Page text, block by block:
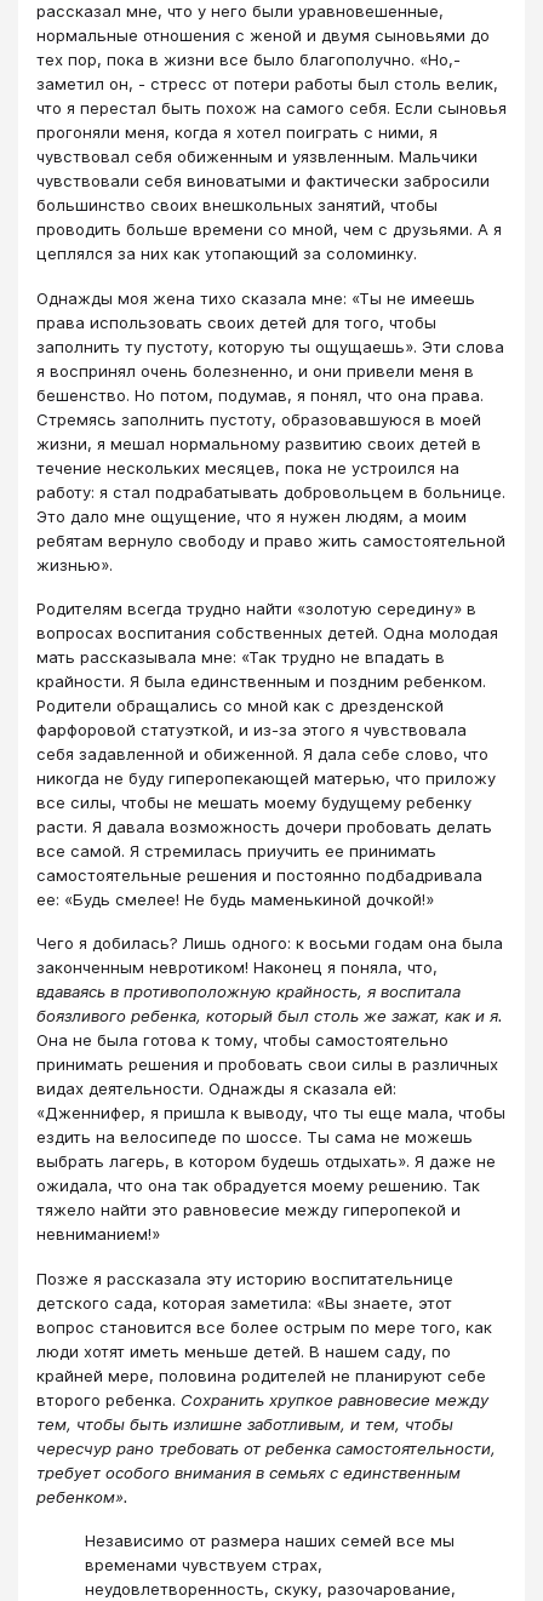
рассказал мне, что у него были уравновешенные,
нормальные отношения с женой и двумя сыновьями до
тех пор, пока в жизни все было благополучно. «Но,-
заметил он, - стресс от потери работы был столь велик,
что я перестал быть похож на самого себя. Если сыновья
прогоняли меня, когда я хотел поиграть с ними, я
чувствовал себя обиженным и уязвленным. Мальчики
чувствовали себя виноватыми и фактически забросили
большинство своих внешкольных занятий, чтобы
проводить больше времени со мной, чем с друзьями. А я
цеплялся за них как утопающий за соломинку.
Однажды моя жена тихо сказала мне: «Ты не имеешь
права использовать своих детей для того, чтобы
заполнить ту пустоту, которую ты ощущаешь». Эти слова
я воспринял очень болезненно, и они привели меня в
бешенство. Но потом, подумав, я понял, что она права.
Стремясь заполнить пустоту, образовавшуюся в моей
жизни, я мешал нормальному развитию своих детей в
течение нескольких месяцев, пока не устроился на
работу: я стал подрабатывать добровольцем в больнице.
Это дало мне ощущение, что я нужен людям, а моим
ребятам вернуло свободу и право жить самостоятельной
жизнью».
Родителям всегда трудно найти «золотую середину» в
вопросах воспитания собственных детей. Одна молодая
мать рассказывала мне: «Так трудно не впадать в
крайности. Я была единственным и поздним ребенком.
Родители обращались со мной как с дрезденской
фарфоровой статуэткой, и из-за этого я чувствовала
себя задавленной и обиженной. Я дала себе слово, что
никогда не буду гиперопекающей матерью, что приложу
все силы, чтобы не мешать моему будущему ребенку
расти. Я давала возможность дочери пробовать делать
все самой. Я стремилась приучить ее принимать
самостоятельные решения и постоянно подбадривала
ее: «Будь смелее! Не будь маменькиной дочкой!»
Чего я добилась? Лишь одного: к восьми годам она была
законченным невротиком! Наконец я поняла, что,
вдаваясь в противоположную крайность, я воспитала
боязливого ребенка, который был столь же зажат, как и я.
Она не была готова к тому, чтобы самостоятельно
принимать решения и пробовать свои силы в различных
видах деятельности. Однажды я сказала ей:
«Дженнифер, я пришла к выводу, что ты еще мала, чтобы
ездить на велосипеде по шоссе. Ты сама не можешь
выбрать лагерь, в котором будешь отдыхать». Я даже не
ожидала, что она так обрадуется моему решению. Так
тяжело найти это равновесие между гиперопекой и
невниманием!»
Позже я рассказала эту историю воспитательнице
детского сада, которая заметила: «Вы знаете, этот
вопрос становится все более острым по мере того, как
люди хотят иметь меньше детей. В нашем саду, по
крайней мере, половина родителей не планируют себе
второго ребенка. Сохранить хрупкое равновесие между
тем, чтобы быть излишне заботливым, и тем, чтобы
чересчур рано требовать от ребенка самостоятельности,
требует особого внимания в семьях с единственным
ребенком».
Независимо от размера наших семей все мы
временами чувствуем страх,
неудовлетворенность, скуку, разочарование,